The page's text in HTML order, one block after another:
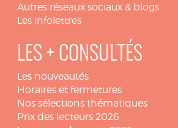
Autres réseaux sociaux & blogs
Les infolettres
LES + CONSULTÉS
Les nouveautés
Horaires et fermetures
Nos sélections thématiques
Prix des lecteurs 2026